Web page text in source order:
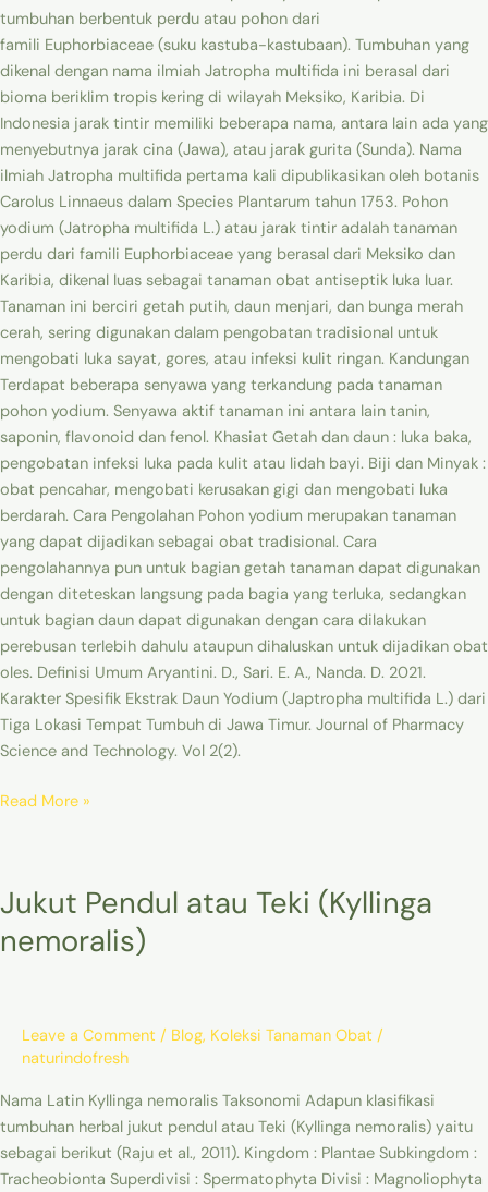
tumbuhan berbentuk perdu atau pohon dari
famili Euphorbiaceae (suku kastuba-kastubaan). Tumbuhan yang
dikenal dengan nama ilmiah Jatropha multifida ini berasal dari
bioma beriklim tropis kering di wilayah Meksiko, Karibia. Di
Indonesia jarak tintir memiliki beberapa nama, antara lain ada yang
menyebutnya jarak cina (Jawa), atau jarak gurita (Sunda). Nama
ilmiah Jatropha multifida pertama kali dipublikasikan oleh botanis
Carolus Linnaeus dalam Species Plantarum tahun 1753. Pohon
yodium (Jatropha multifida L.) atau jarak tintir adalah tanaman
perdu dari famili Euphorbiaceae yang berasal dari Meksiko dan
Karibia, dikenal luas sebagai tanaman obat antiseptik luka luar.
Tanaman ini berciri getah putih, daun menjari, dan bunga merah
cerah, sering digunakan dalam pengobatan tradisional untuk
mengobati luka sayat, gores, atau infeksi kulit ringan. Kandungan
Terdapat beberapa senyawa yang terkandung pada tanaman
pohon yodium. Senyawa aktif tanaman ini antara lain tanin,
saponin, flavonoid dan fenol. Khasiat Getah dan daun : luka baka,
pengobatan infeksi luka pada kulit atau lidah bayi. Biji dan Minyak :
obat pencahar, mengobati kerusakan gigi dan mengobati luka
berdarah. Cara Pengolahan Pohon yodium merupakan tanaman
yang dapat dijadikan sebagai obat tradisional. Cara
pengolahannya pun untuk bagian getah tanaman dapat digunakan
dengan diteteskan langsung pada bagia yang terluka, sedangkan
untuk bagian daun dapat digunakan dengan cara dilakukan
perebusan terlebih dahulu ataupun dihaluskan untuk dijadikan obat
oles. Definisi Umum Aryantini. D., Sari. E. A., Nanda. D. 2021.
Karakter Spesifik Ekstrak Daun Yodium (Japtropha multifida L.) dari
Tiga Lokasi Tempat Tumbuh di Jawa Timur. Journal of Pharmacy
Science and Technology. Vol 2(2).
Read More »
Jukut Pendul atau Teki (Kyllinga
nemoralis)
Leave a Comment / Blog, Koleksi Tanaman Obat /
naturindofresh
Nama Latin Kyllinga nemoralis Taksonomi Adapun klasifikasi
tumbuhan herbal jukut pendul atau Teki (Kyllinga nemoralis) yaitu
sebagai berikut (Raju et al., 2011). Kingdom : Plantae Subkingdom :
Tracheobionta Superdivisi : Spermatophyta Divisi : Magnoliophyta
Pendul
Teki